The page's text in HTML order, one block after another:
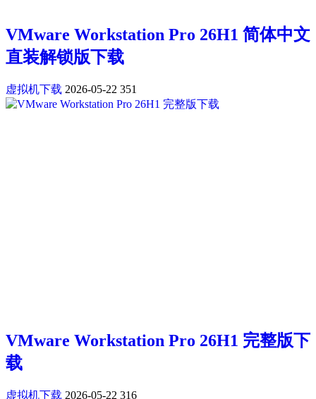
VMware Workstation Pro 26H1 简体中文
直装解锁版下载
虚拟机下载 2026-05-22 351
VMware Workstation Pro 26H1 完整版下
载
虚拟机下载 2026-05-22 316